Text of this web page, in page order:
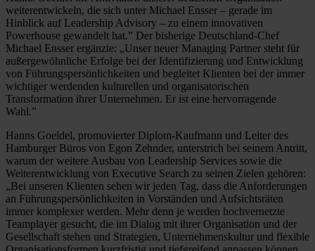
weiterentwickeln, die sich unter Michael Ensser – gerade im
Hinblick auf Leadership Advisory – zu einem innovativen
Powerhouse gewandelt hat.” Der bisherige Deutschland-Chef
Michael Ensser ergänzte: „Unser neuer Managing Partner steht für
außergewöhnliche Erfolge bei der Identifizierung und Entwicklung
von Führungspersönlichkeiten und begleitet Klienten bei der immer
wichtiger werdenden kulturellen und organisatorischen
Transformation ihrer Unternehmen. Er ist eine hervorragende
Wahl.”
Hanns Goeldel, promovierter Diplom-Kaufmann und Leiter des
Hamburger Büros von Egon Zehnder, unterstrich bei seinem Antritt,
warum der weitere Ausbau von Leadership Services sowie die
Weiterentwicklung von Executive Search zu seinen Zielen gehören:
„Bei unseren Klienten sehen wir jeden Tag, dass die Anforderungen
an Führungspersönlichkeiten in Vorständen und Aufsichtsräten
immer komplexer werden. Mehr denn je werden hochvernetzte
Teamplayer gesucht, die im Dialog mit ihrer Organisation und der
Gesellschaft stehen und Strategien, Unternehmenskultur und flexible